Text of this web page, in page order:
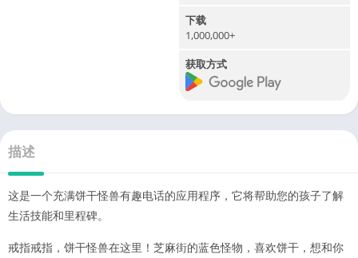
下载
1,000,000+
获取方式
描述
这是一个充满饼干怪兽有趣电话的应用程序，它将帮助您的孩子了解
生活技能和里程碑。
戒指戒指，饼干怪兽在这里！芝麻街的蓝色怪物，喜欢饼干，想和你